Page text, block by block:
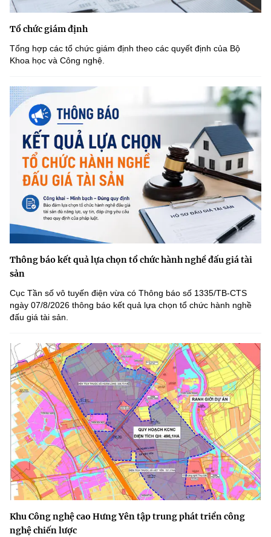
Tổ chức giám định
Tổng hợp các tổ chức giám định theo các quyết định của Bộ
Khoa học và Công nghệ.
Thông báo kết quả lựa chọn tổ chức hành nghề đấu giá tài
sản
Cục Tần số vô tuyến điện vừa có Thông báo số 1335/TB-CTS
ngày 07/8/2026 thông báo kết quả lựa chọn tổ chức hành nghề
đấu giá tài sản.
Khu Công nghệ cao Hưng Yên tập trung phát triển công
nghệ chiến lược